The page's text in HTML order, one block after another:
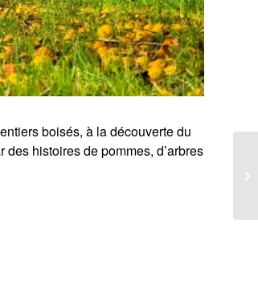
boisés, à la découverte du
histoires de pommes, d’arbres